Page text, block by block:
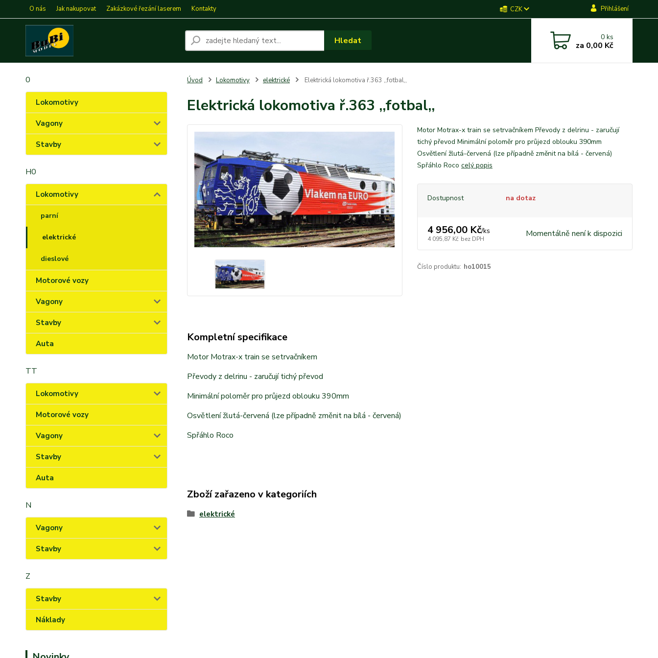
O nás Jak nakupovat Zakázkové řezání laserem Kontakty CZK Přihlášení
Hledat 0ks
za 0,00 Kč
0
Lokomotivy
Vagony
Stavby
H0
Lokomotivy
parní
elektrické
dieslové
Motorové vozy
Vagony
Stavby
Auta
TT
Lokomotivy
Motorové vozy
Vagony
Stavby
Auta
N
Vagony
Stavby
Z
Stavby
Náklady
Úvod Lokomotivy elektrické Elektrická lokomotiva ř.363 ,,fotbal,,
Elektrická lokomotiva ř.363 ,,fotbal,,
Motor Motrax-x train se setrvačníkem Převody z delrinu - zaručují
tichý převod Minimální poloměr pro průjezd oblouku 390mm
Osvětlení žlutá-červená (lze případně změnit na bílá - červená)
Spřáhlo Roco celý popis
Dostupnost na dotaz
4 956,00 Kč/ks
4 095,87 Kč bez DPH Momentálně není k dispozici
Číslo produktu: ho10015
Kompletní specifikace
Motor Motrax-x train se setrvačníkem
Převody z delrinu - zaručují tichý převod
Minimální poloměr pro průjezd oblouku 390mm
Osvětlení žlutá-červená (lze případně změnit na bílá - červená)
Spřáhlo Roco
Zboží zařazeno v kategoriích
elektrické